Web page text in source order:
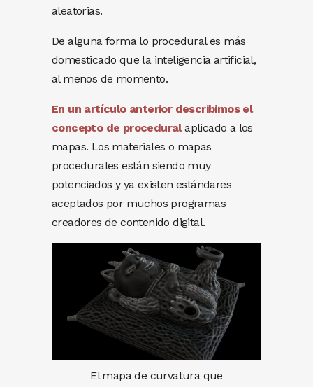
aleatorias.
De alguna forma lo procedural es más
domesticado que la inteligencia artificial,
al menos de momento.
En un artículo anterior describimos el
concepto de proceduralaplicado a los
mapas. Los materiales o mapas
procedurales están siendo muy
potenciados y ya existen estándares
aceptados por muchos programas
creadores de contenido digital.
El mapa de curvatura que